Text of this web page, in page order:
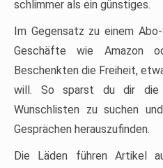
schlimmer als ein günstiges.
Im Gegensatz zu einem
Geschäfte wie Amazon
Beschenkten die Freiheit,
will. So sparst du dir die
Wunschlisten zu suchen
Gesprächen herauszufinden.
Die Läden führen Artikel